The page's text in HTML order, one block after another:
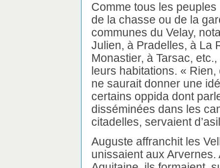
Comme tous les
de la chasse ou de la
communes du Velay,
Julien, à Pradelles, à La
Monastier, à Tarsac,
leurs habitations. « Rien,
ne saurait donner une
certains oppida dont
disséminées dans les
citadelles, servaient
Auguste affranchit les
unissaient aux